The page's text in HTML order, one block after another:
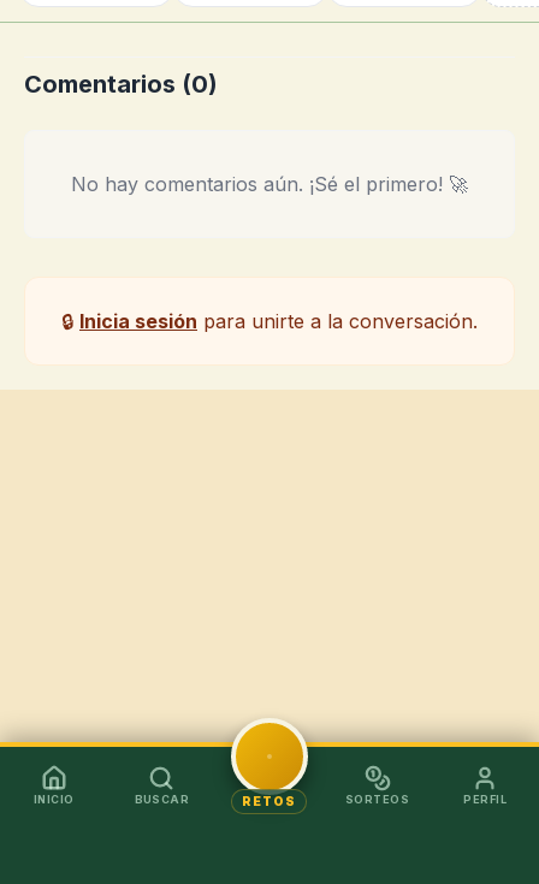
Comentarios (0)
No hay comentarios aún. ¡Sé el primero! 🚀
🔒 Inicia sesión para unirte a la conversación.
INICIO BUSCAR RETOS SORTEOS PERFIL